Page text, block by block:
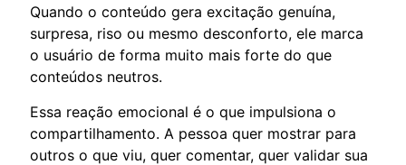
Quando o conteúdo gera excitação genuína,
surpresa, riso ou mesmo desconforto, ele marca
o usuário de forma muito mais forte do que
conteúdos neutros.
Essa reação emocional é o que impulsiona o
compartilhamento. A pessoa quer mostrar para
outros o que viu, quer comentar, quer validar sua